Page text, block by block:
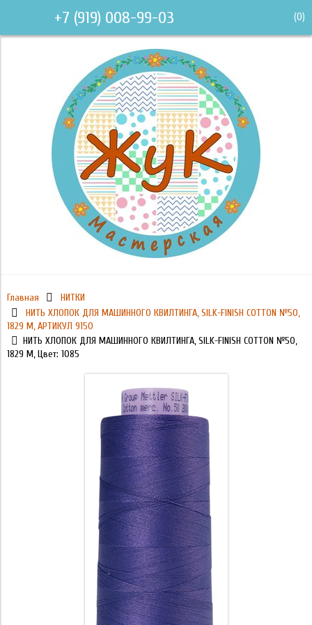
+7 (919) 008-99-03 (0)
Главная
НИТКИ
НИТЬ ХЛОПОК ДЛЯ МАШИННОГО КВИЛТИНГА, SILK-FINISH COTTON №50,
1829 М, АРТИКУЛ 9150
НИТЬ ХЛОПОК ДЛЯ МАШИННОГО КВИЛТИНГА, SILK-FINISH COTTON №50,
1829 М, Цвет: 1085